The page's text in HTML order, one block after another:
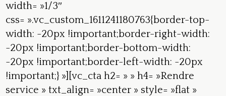
width= »1/3″
css= ».vc_custom_1611241180763{border-top-
width: -20px !important;border-right-width:
-20px !important;border-bottom-width:
-20px !important;border-left-width: -20px
!important;} »][vc_cta h2= » » h4= »Rendre
service » txt_align= »center » style= »flat »